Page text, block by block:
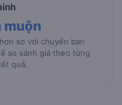
muộn
so với chuyến ban
so sánh giá theo từng
quả.